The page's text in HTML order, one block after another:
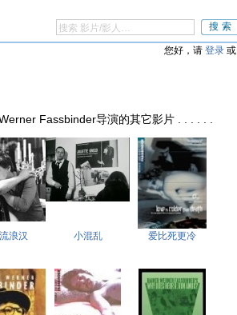
搜索
您好，请 登录 或
Fassbinder导演的其它影片 . . . . . .
浪汉 小混乱 爱比死更冷